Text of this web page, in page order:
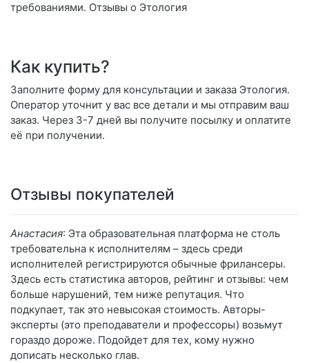
требованиями. Отзывы о Этология
Как купить?
Заполните форму для консультации и заказа Этология.
Оператор уточнит у вас все детали и мы отправим ваш
заказ. Через 3-7 дней вы получите посылку и оплатите
её при получении.
Отзывы покупателей
Анастасия: Эта образовательная платформа не столь
требовательна к исполнителям – здесь среди
исполнителей регистрируются обычные фрилансеры.
Здесь есть статистика авторов, рейтинг и отзывы: чем
больше нарушений, тем ниже репутация. Что
подкупает, так это невысокая стоимость. Авторы-
эксперты (это преподаватели и профессоры) возьмут
гораздо дороже. Подойдет для тех, кому нужно
дописать несколько глав.